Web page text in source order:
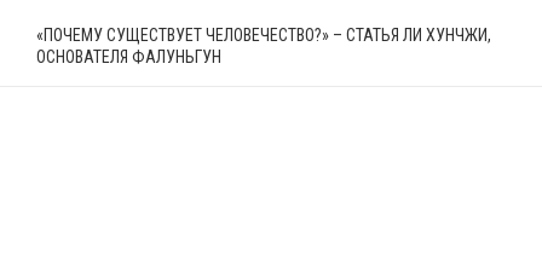
«ПОЧЕМУ СУЩЕСТВУЕТ ЧЕЛОВЕЧЕСТВО?» – СТАТЬЯ ЛИ ХУНЧЖИ,
ОСНОВАТЕЛЯ ФАЛУНЬГУН